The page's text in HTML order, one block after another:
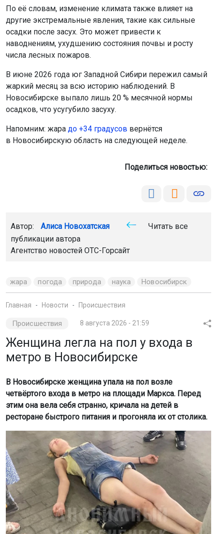
По её словам, изменение климата также влияет на
другие экстремальные явления, такие как сильные
осадки после засух. Это может привести к
наводнениям, ухудшению состояния почвы и росту
числа лесных пожаров.
В июне 2026 года юг Западной Сибири пережил самый
жаркий месяц за всю историю наблюдений. В
Новосибирске выпало лишь 20 % месячной нормы
осадков, что усугубило засуху.
Напомним: жара до +34 градусов вернётся
в Новосибирскую область на следующей неделе.
Поделиться новостью:
Автор: Алиса Новохатская
Читать все
публикации автора
Агентство новостей ОТС-Горсайт
жара погода природа наука Новосибирск
Главная Новости Происшествия
Происшествия 8 августа 2026 - 21:59
Женщина легла на пол у входа в
метро в Новосибирске
В Новосибирске женщина упала на пол возле
четвёртого входа в метро на площади Маркса. Перед
этим она вела себя странно, кричала на детей в
ресторане быстрого питания и прогоняла их от столика.